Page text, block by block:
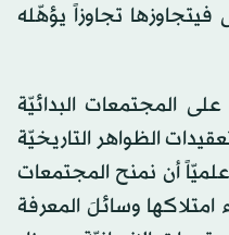
فيتجاوزها تجاوزاً يؤهّله
المجتمعات البدائيّة
الظواهر التاريخيّة
أن نمنح المجتمعات
امتلاكها وسائلَ المعرفة